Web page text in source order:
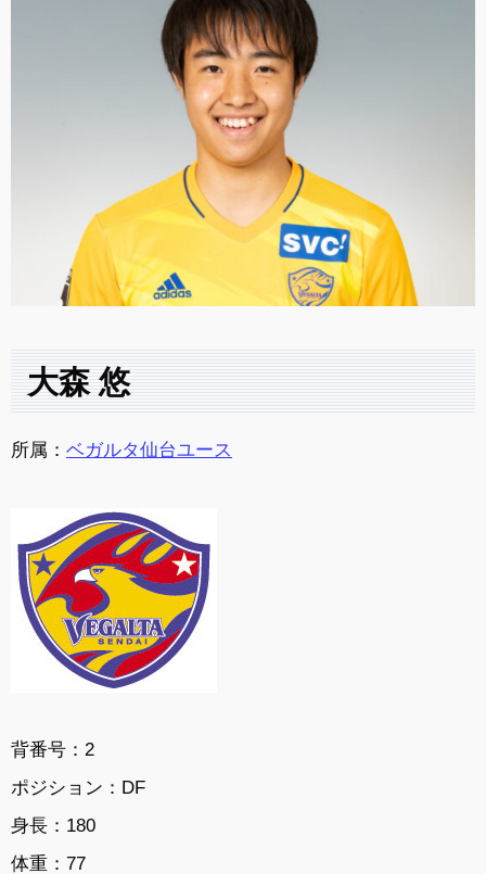
大森 悠
所属： ベガルタ仙台ユース
背番号：2
ポジション：DF
身長：180
体重：77